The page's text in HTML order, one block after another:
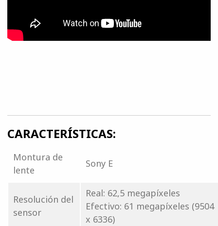
CARACTERÍSTICAS:
Montura de
lente
Sony E
Resolución del
sensor
Real: 62,5 megapíxeles
Efectivo: 61 megapíxeles (9504
x 6336)